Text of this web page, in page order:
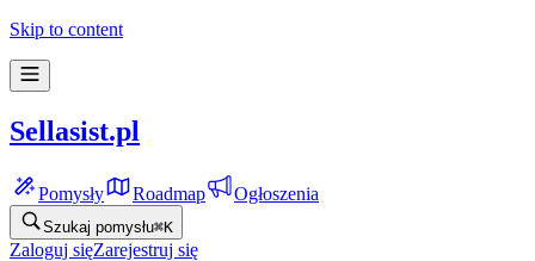
Skip to content
Sellasist.pl
Pomysły Roadmap Ogłoszenia
Szukaj pomysłu⌘K
Zaloguj sięZarejestruj się